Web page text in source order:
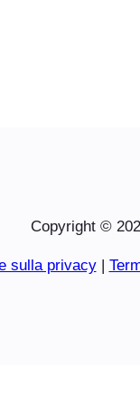
Copyright ©
sulla privacy|